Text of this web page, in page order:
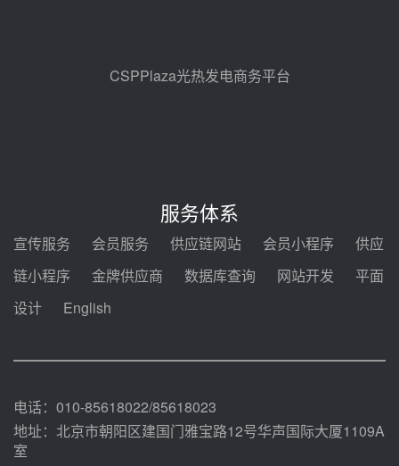
前天 08-05 14:48
2026-2029年熔盐介质框架协议
中能建华中试研院中标重能新疆
100MW光热项目机组调试及性能
规模化助力构建绿色低碳电力供给
CSPPlaza光热发电商务平台
服务体系
宣传服务 会员服务 供应链网站 会员小程序
供应
链小程序
金牌供应商 数据库查询 网站开发
平面
设计
English
电话：010-85618022/85618023
地址：北京市朝阳区建国门雅宝路12号华声国际大厦1109A
室